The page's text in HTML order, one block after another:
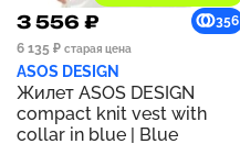
3 556 ₽
356
6 135 ₽ старая цена
ASOS DESIGN
Жилет ASOS DESIGN
compact knit vest with
collar in blue | Blue